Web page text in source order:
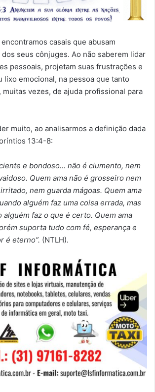
casais que abusam
seus cônjuges. Ao não saberem lidar
pessoais, projetam suas frustrações e
lixo emocional, na pessoa que tanto
muitas vezes, de ajuda profissional para
muito, ao analisarmos a definição dada
13:4-8:
e bondoso… não é ciumento, nem
Quem ama não é grosseiro nem
nem guarda mágoas. Quem ama
alguém faz uma coisa errada, mas
alguém faz o que é certo. Quem ama
suporta tudo com fé, esperança e
é eterno”. (NTLH).